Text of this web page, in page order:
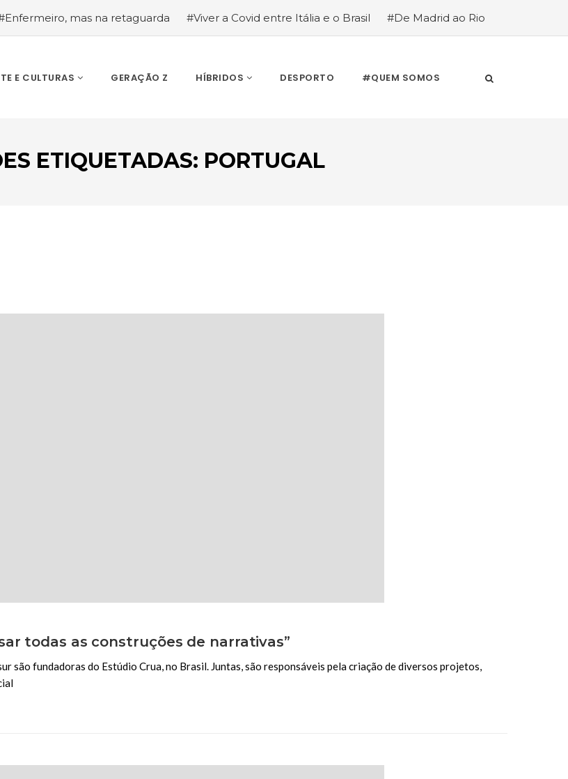
mas na retaguarda #Viver a Covid entre Itália e o Brasil
#De Madrid ao Rio
E CULTURAS GERAÇÃO Z HÍBRIDOS DESPORTO #QUEM SOMOS
ETIQUETADAS: PORTUGAL
todas as construções de narrativas”
são fundadoras do Estúdio Crua, no Brasil. Juntas, são responsáveis pela criação de diversos projetos,